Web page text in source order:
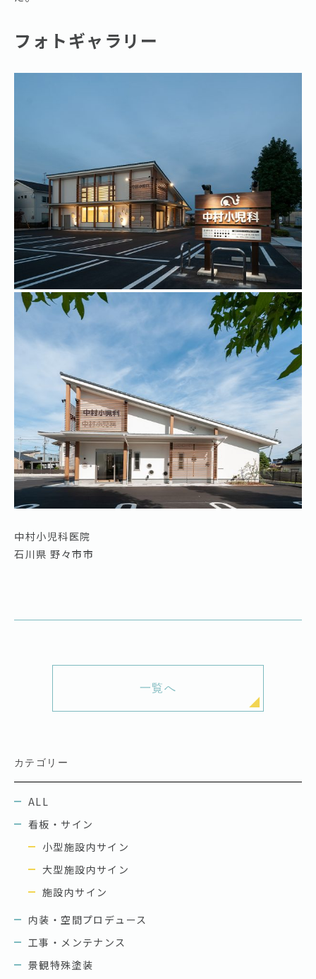
フォトギャラリー
中村小児科医院
石川県 野々市市
一覧へ
カテゴリー
ALL
看板・サイン
小型施設内サイン
大型施設内サイン
施設内サイン
内装・空間プロデュース
工事・メンテナンス
景観特殊塗装